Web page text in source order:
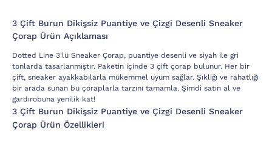
3 Çift Burun Dikişsiz Puantiye ve Çizgi Desenli Sneaker
Çorap Ürün Açıklaması
Dotted Line 3'lü Sneaker Çorap, puantiye desenli ve siyah ile gri
tonlarda tasarlanmıştır. Paketin içinde 3 çift çorap bulunur. Her bir
çift, sneaker ayakkabılarla mükemmel uyum sağlar. Şıklığı ve rahatlığı
bir arada sunan bu çoraplarla tarzını tamamla. Şimdi satın al ve
gardırobuna yenilik kat!
3 Çift Burun Dikişsiz Puantiye ve Çizgi Desenli Sneaker
Çorap Ürün Özellikleri